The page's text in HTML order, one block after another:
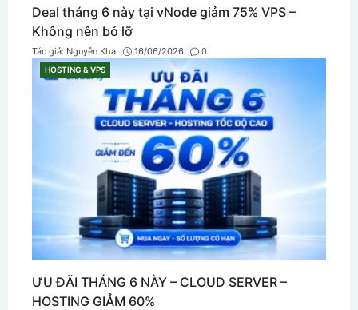
Deal tháng 6 này tại vNode giảm 75% VPS –
Không nên bỏ lỡ
Tác giả: Nguyễn Kha 16/06/2026
0
CATEGORIES
HOSTING & VPS
ƯU ĐÃI THÁNG 6 NÀY – CLOUD SERVER –
HOSTING GIẢM 60%